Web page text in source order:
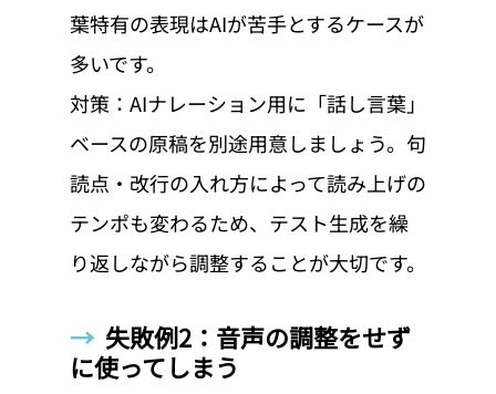
葉特有の表現はAIが苦手とするケースが
多いです。
対策：AIナレーション用に「話し言葉」
ベースの原稿を別途用意しましょう。句
読点・改行の入れ方によって読み上げの
テンポも変わるため、テスト生成を繰
り返しながら調整することが大切です。
→ 失敗例2：音声の調整をせず
に使ってしまう